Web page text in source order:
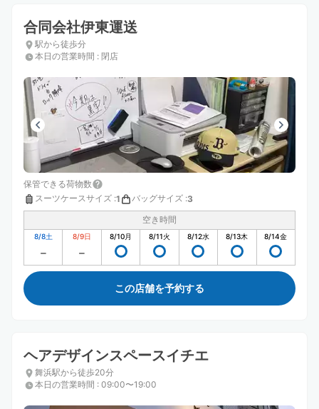
合同会社伊東運送
駅から徒歩分
本日の営業時間 : 閉店
保管できる荷物数
スーツケースサイズ :1 バッグサイズ :3
空き時間
8/8土 8/9日 8/10月 8/11火 8/12水 8/13木 8/14金
この店舗を予約する
ヘアデザインスペースイチエ
舞浜駅から徒歩20分
本日の営業時間 : 09:00〜19:00